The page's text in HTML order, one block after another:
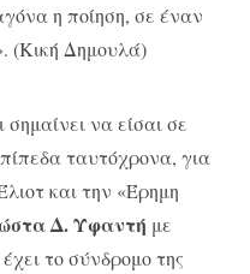
η ποίηση, σε έναν
(Κική Δημουλά)
να είσαι σε
ταυτόχρονα, για
και την «Έρημη
Δ. Υφαντή με
το σύνδρομο της